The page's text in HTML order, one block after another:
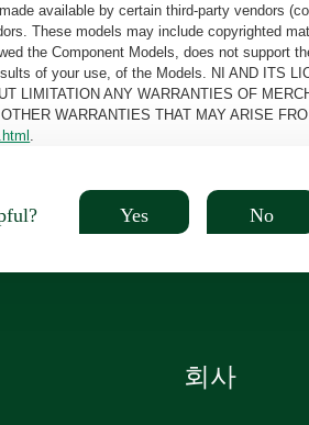
available by certain third-party vendors
These models may include copyrighted
the Component Models, does not support
of your use, of the Models. NI AND ITS
LIMITATION ANY WARRANTIES OF
WARRANTIES THAT MAY ARISE
Yes No
회사